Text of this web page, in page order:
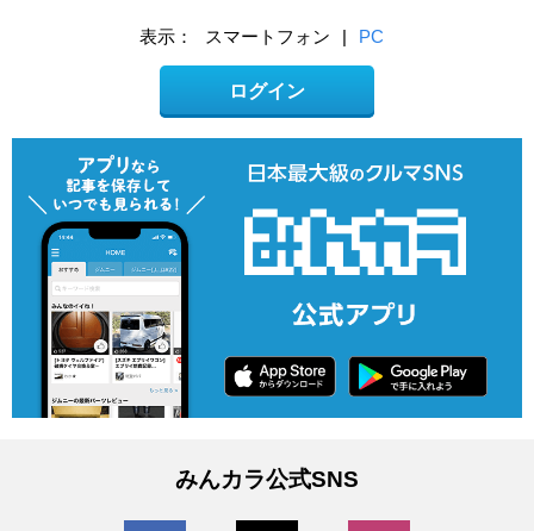
表示： スマートフォン PC
ログイン
みんカラ公式SNS